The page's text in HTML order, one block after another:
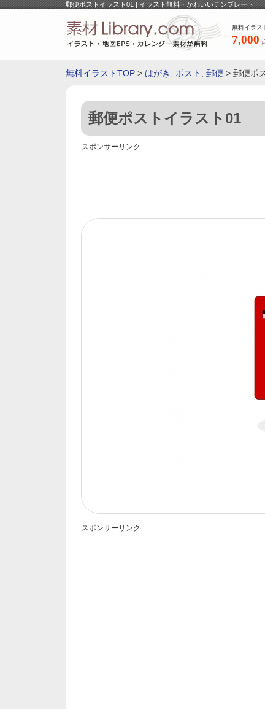
郵便ポストイラスト01 | イラスト無料・かわいいテンプレート
無料イラス
7,000
無料イラストTOP > はがき ポスト 郵便 > 郵便ポ
郵便ポストイラスト01
スポンサーリンク
スポンサーリンク